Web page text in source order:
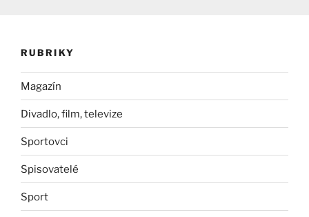
RUBRIKY
Magazín
Divadlo, film, televize
Sportovci
Spisovatelé
Sport